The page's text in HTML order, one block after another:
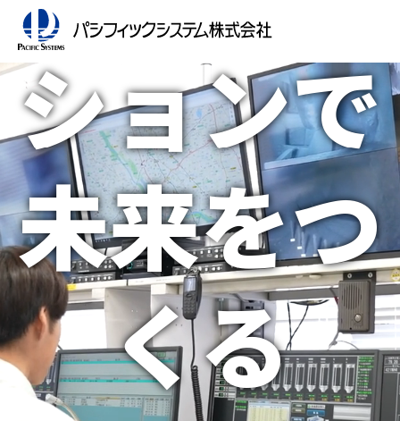
ションで
未来をつ
くる